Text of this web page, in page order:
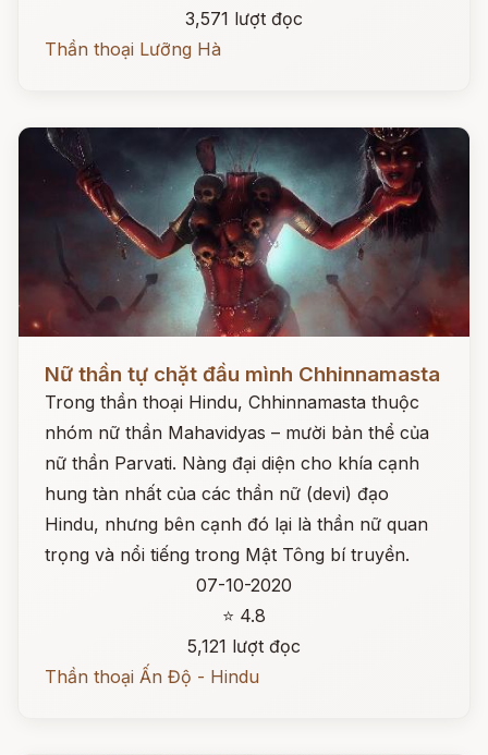
3,571 lượt đọc
Thần thoại Lưỡng Hà
Nữ thần tự chặt đầu mình Chhinnamasta
Trong thần thoại Hindu, Chhinnamasta thuộc
nhóm nữ thần Mahavidyas – mười bản thể của
nữ thần Parvati. Nàng đại diện cho khía cạnh
hung tàn nhất của các thần nữ (devi) đạo
Hindu, nhưng bên cạnh đó lại là thần nữ quan
trọng và nổi tiếng trong Mật Tông bí truyền.
07-10-2020
⭐ 4.8
5,121 lượt đọc
Thần thoại Ấn Độ - Hindu